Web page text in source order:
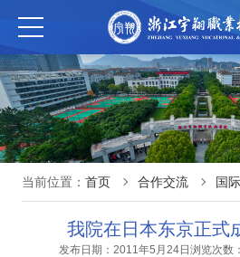
当前位置： 首页 合作交流 国
我院在日本东京正式
发布日期：2011年5月24日 浏览次数